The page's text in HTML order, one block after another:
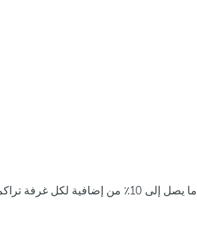
ما يصل إلى 10٪ من إضافية لكل غرفة تراكم